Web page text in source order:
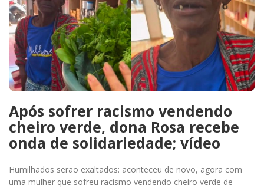
Após sofrer racismo vendendo
cheiro verde, dona Rosa recebe
onda de solidariedade; vídeo
Humilhados serão exaltados: aconteceu de novo, agora com
uma mulher que sofreu racismo vendendo cheiro verde de